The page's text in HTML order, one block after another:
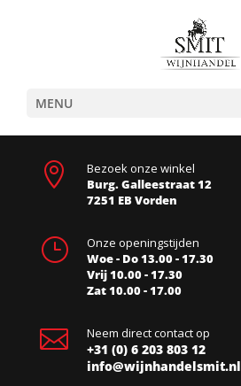
MENU

Bezoek onze winkel
Burg. Galleestraat 12
7251 EB Vorden
}
Onze openingstijden
Woe - Do 13.00 - 17.30
Vrij 10.00 - 17.30
Zat 10.00 - 17.00
 Neem direct contact op
+31 (0) 6 203 803 12
info@wijnhandelsmit.nl